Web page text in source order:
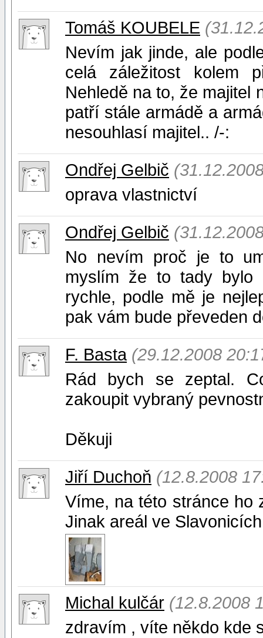
Tomáš KOUBELE
Nevím jak jinde, ale
celá záležitost kolem
Nehledě na to, že majitel
patří stále armádě a
nesouhlasí majitel.. /-:
Ondřej Gelbič
oprava vlastnictví
Ondřej Gelbič
No nevím proč je to
myslím že to tady bylo
rychle, podle mě je
pak vám bude převeden
F. Basta (29.12.2008
Rád bych se zeptal.
zakoupit vybraný
Děkuji
Jiří Duchoň (12.8.2008
Víme, na této stránce ho
Jinak areál ve
Michal kulčár (12.8.2008
zdravím , víte někdo kde